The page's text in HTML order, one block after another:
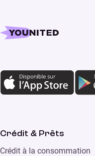
Crédit & Prêts
Crédit à la consommation